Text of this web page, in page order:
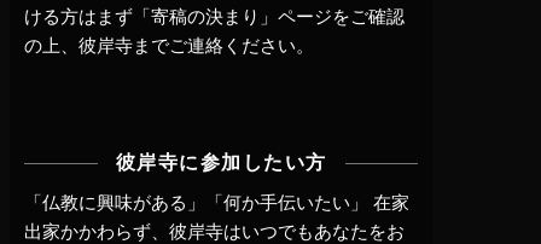
ける方はまず 「寄稿の決まり」ページをご確認
の上、 彼岸寺までご連絡 ください。
彼岸寺に参加したい方
「仏教に興味がある」「何か手伝いたい」 在家
出家かかわらず、 彼岸寺はいつでもあなたをお